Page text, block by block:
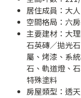
居住成員：大
空間格局：六
主要建材：大
石英磚／拋光
屬、烤漆、系
石、軌道燈、
特殊塗料
房屋類型：透